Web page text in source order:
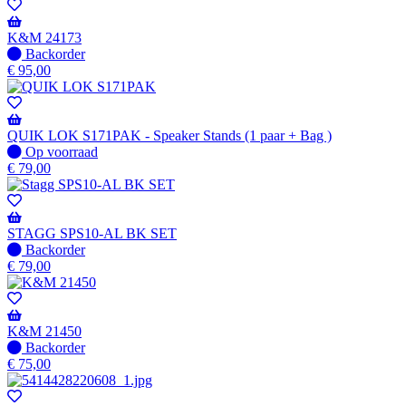
-
Wordt
verzonden
wanneer
beschikbaar
K&M 24173
Niet
op
voorraad
-
Wordt
verzonden
wanneer
beschikbaar
Backorder
€ 95,00
QUIK LOK S171PAK - Speaker Stands (1 paar + Bag )
Op
voorraad
Op voorraad
€ 79,00
STAGG SPS10-AL BK SET
Niet
op
voorraad
-
Wordt
verzonden
wanneer
beschikbaar
Backorder
€ 79,00
K&M 21450
Niet
op
voorraad
-
Backorder
€ 75,00